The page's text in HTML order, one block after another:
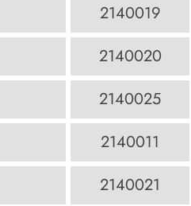
2140019
2140020
2140025
2140011
2140021